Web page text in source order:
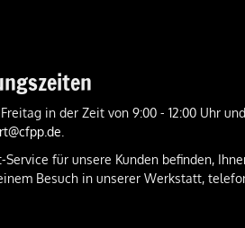
in der Zeit von 9:00 - 12:00 Uhr
Service für unsere Kunden befinden,
Besuch in unserer Werkstatt,